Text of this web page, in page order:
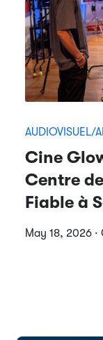
AUDIOVISUEL/
Cine
Centre
Fiable à
May 18, 2026